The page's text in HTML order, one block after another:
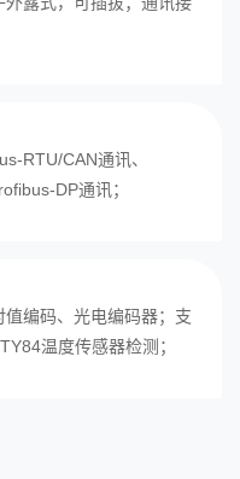
RTU/CAN通讯、
DP通讯；
编码、光电编码器；支
温度传感器检测；